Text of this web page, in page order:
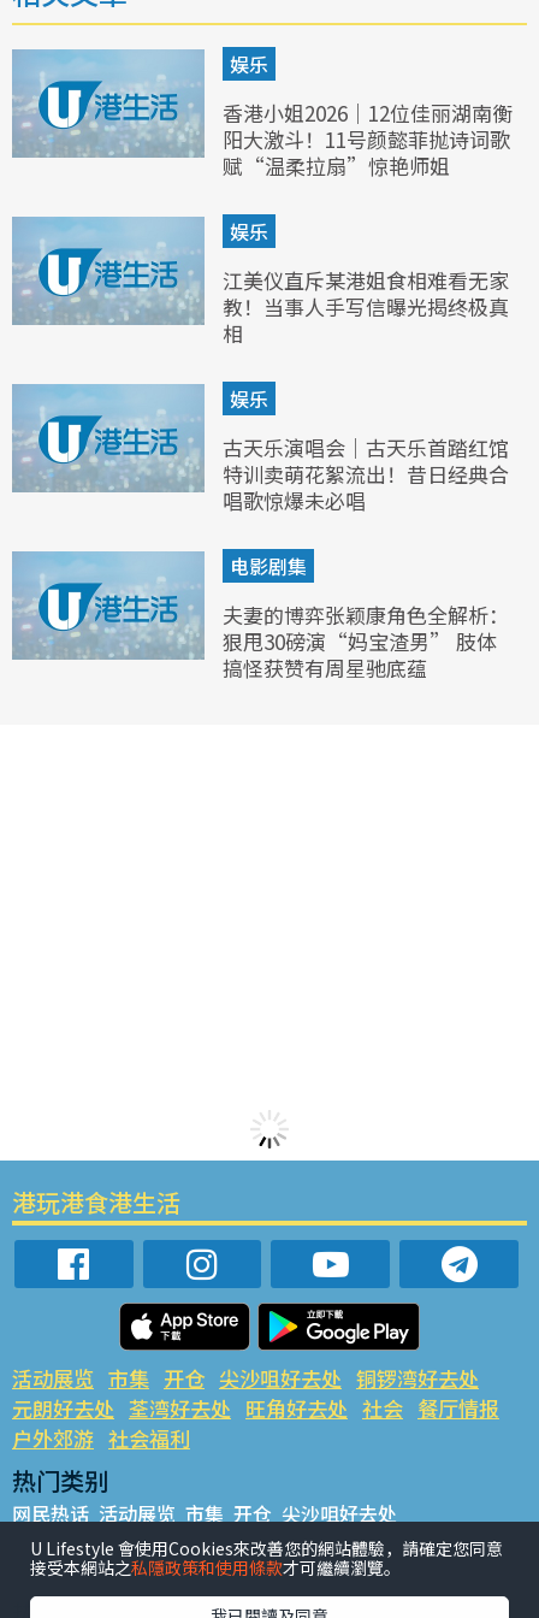
娱乐
香港小姐2026｜12位佳丽湖南衡
阳大激斗！11号颜懿菲抛诗词歌
赋“温柔拉扇”惊艳师姐
娱乐
江美仪直斥某港姐食相难看无家
教！当事人手写信曝光揭终极真
相
娱乐
古天乐演唱会｜古天乐首踏红馆
特训卖萌花絮流出！昔日经典合
唱歌惊爆未必唱
电影剧集
夫妻的博弈张颖康角色全解析：
狠甩30磅演“妈宝渣男” 肢体
搞怪获赞有周星驰底蕴
港玩港食港生活
活动展览 市集 开仓 尖沙咀好去处 铜锣湾好去处
元朗好去处 荃湾好去处 旺角好去处 社会 餐厅情报
户外郊游 社会福利
热门类别
网民热话 活动展览 市集 开仓 尖沙咀好去处
铜锣湾好去处 元朗好去处 荃湾好去处 旺角好去处 社会
餐厅情报 户外郊游
U Lifestyle 會使用Cookies來改善您的網站體驗，請確定您同意
接受本網站之私隱政策和使用條款才可繼續瀏覽。